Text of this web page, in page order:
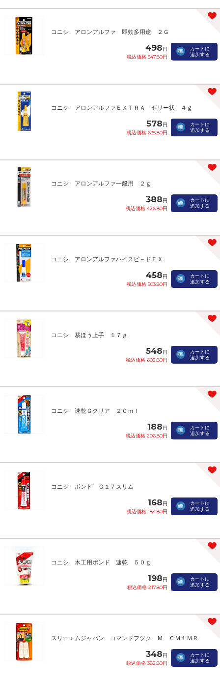
コニシ アロンアルファ 即効多用途 ２Ｇ
498円
税込価格 547.80円
カートに
追加する
コニシ アロンアルファＥＸＴＲＡ ゼリー状 ４ｇ
578円
税込価格 635.80円
カートに
追加する
コニシ アロンアルファ一般用 ２ｇ
388円
税込価格 426.80円
カートに
追加する
コニシ アロンアルファハイスピ－ドＥＸ
458円
税込価格 503.80円
カートに
追加する
コニシ 裁ほう上手 １７ｇ
548円
税込価格 602.80円
カートに
追加する
コニシ 速乾Ｇクリア ２０ｍｌ
188円
税込価格 206.80円
カートに
追加する
コニシ ボンド Ｇ１７スリム
168円
税込価格 184.80円
カートに
追加する
コニシ 木工用ボンド 速乾 ５０ｇ
198円
税込価格 217.80円
カートに
追加する
スリーエムジャパン コマンドフツク Ｍ ＣＭ１ＭＲ
348円
税込価格 382.80円
カートに
追加する